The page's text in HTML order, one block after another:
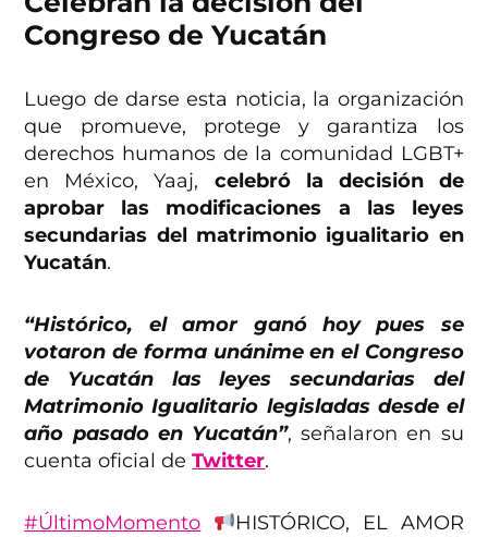
Congreso de Yucatán
Luego de darse esta noticia, la organización
que promueve, protege y garantiza los
derechos humanos de la comunidad LGBT+
en México, Yaaj, celebró la decisión de
aprobar las modificaciones a las leyes
secundarias del matrimonio igualitario en
Yucatán.
“Histórico, el amor ganó hoy pues se
votaron de forma unánime en el Congreso
de Yucatán las leyes secundarias del
Matrimonio Igualitario legisladas desde el
año pasado en Yucatán”, señalaron en su
cuenta oficial deTwitter.
#ÚltimoMomento
HISTÓRICO, EL AMOR